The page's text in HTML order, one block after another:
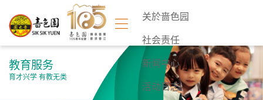
关於啬色园
社会责任
新闻中心
活动日志
教育服务
育才兴学 有教无类